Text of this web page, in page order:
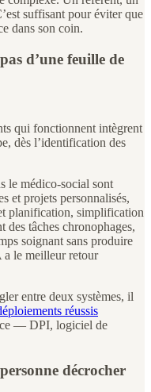
suffisant pour éviter que
dans son coin.
d’une feuille de
qui fonctionnent intègrent
dès l’identification des
le médico-social sont
et projets personnalisés,
planification, simplification
des tâches chronophages,
soignant sans produire
a le meilleur retour
entre deux systèmes, il
réussis
— DPI, logiciel de
décrocher